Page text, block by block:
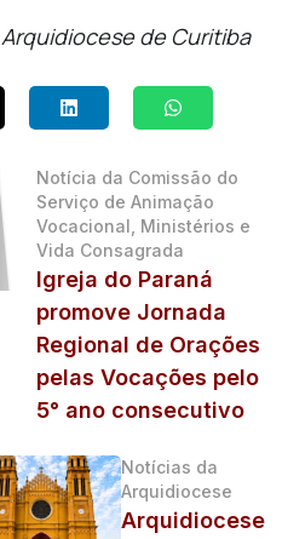
Arquidiocese de Curitiba
Notícia da Comissão do
Serviço de Animação
Vocacional, Ministérios e
Vida Consagrada
Igreja do Paraná
promove Jornada
Regional de Orações
pelas Vocações pelo
5° ano consecutivo
Notícias da
Arquidiocese
Arquidiocese